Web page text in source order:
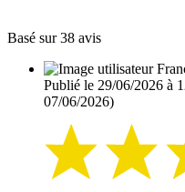
Basé sur 38 avis
Publié le 29/06/2026 à
07/06/2026)